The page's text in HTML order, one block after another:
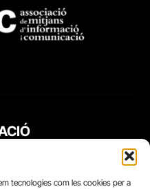
tecnologies com les cookies per a